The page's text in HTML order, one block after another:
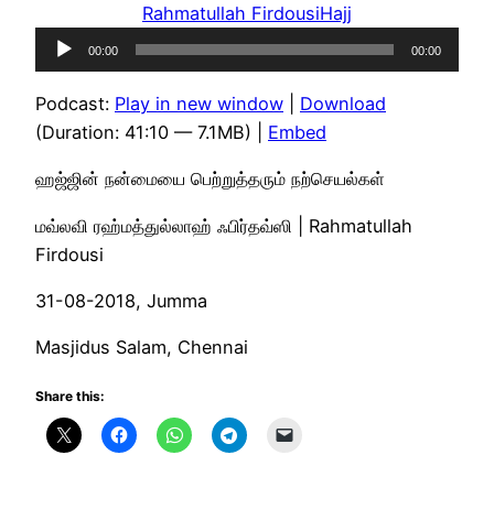
Rahmatullah FirdousiHajj
Audio
Player
00:00 00:00
Podcast: Play in new window
Download
(Duration: 41:10 — 7.1MB) | Embed
ஹஜ்ஜின் நன்மையை பெற்றுத்தரும் நற்செயல்கள்
மவ்லவி ரஹ்மத்துல்லாஹ் ஃபிர்தவ்ஸி | Rahmatullah
Firdousi
31-08-2018, Jumma
Masjidus Salam, Chennai
Share this: